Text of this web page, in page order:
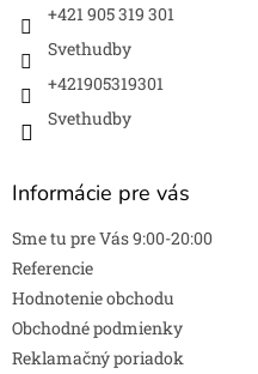
+421 905 319 301
Svethudby
+421905319301
Svethudby
Informácie pre vás
Sme tu pre Vás 9:00-20:00
Referencie
Hodnotenie obchodu
Obchodné podmienky
Reklamačný poriadok